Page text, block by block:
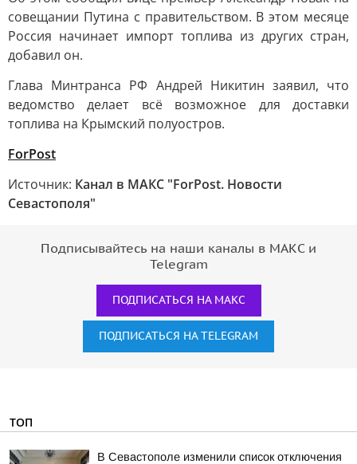
совещании Путина с правительством. В этом месяце
Россия начинает импорт топлива из других стран,
добавил он.
Глава Минтранса РФ Андрей Никитин заявил, что
ведомство делает всё возможное для доставки
топлива на Крымский полуостров.
ForPost
Источник: Канал в МАКС "ForPost. Новости
Севастополя"
Подписывайтесь на наши каналы в МАКС и
Telegram
ПОДПИСАТЬСЯ НА МАКС
ПОДПИСАТЬСЯ НА TELEGRAM
ТОП
В Севастополе изменили список отключения